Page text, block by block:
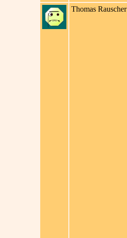
Thomas Rauscher